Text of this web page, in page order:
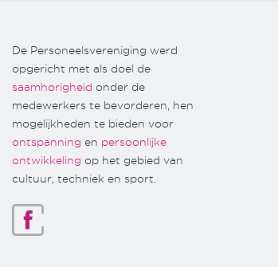
De Personeelsvereniging werd
opgericht met als doel de
saamhorigheid onder de
medewerkers te bevorderen, hen
mogelijkheden te bieden voor
ontspanning en persoonlijke
ontwikkeling op het gebied van
cultuur, techniek en sport.